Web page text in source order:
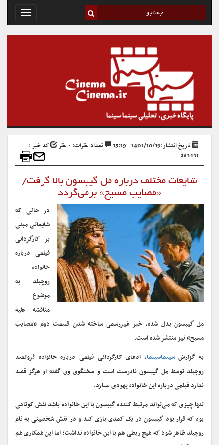
Toggle
تاریخ انتشار:1401/10/19 - 15:19 تعداد نظرات: ۰ نظر
کد خبر :
183435
شایعات مختلف درباره مل گیبسون بالا گرفت/
«مصایب مسیح» برمی‌گردد
در حالی که
شایعاتی مبنی
بر کارگردانی
فیلمی درباره
خانواده
روچیلد به
موضوع
مناقشه علیه
مل گیبسون بدل شده، خبر غیررسمی ساخته شدن قسمت دوم‌ «مصایب
مسیح» نیز منتشر شده است.
به گزارشسینماسینما، ادعای کارگردانی فیلمی درباره خانواده ثروتمند
روچیلد توسط مل گیبسون نادرست است و سخنگوی وی گفته او هرگز قصد
ندارد فیلمی درباره این خانواده یهودی بسازد.
تنها چیزی که می‌تواند مرتبط کننده گیبسون با این خانواده باشد نقش کوتاهی
بود که قرار بود گیبسون در یک کمدی بازی کند و در نقش شخصیتی به نام
روچیلد ظاهر شود که هیچ ربطی هم با این خانواده نداشت؛ اما این همکاری هم